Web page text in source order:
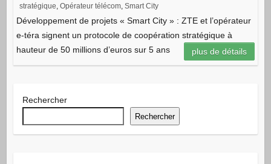
stratégique, Opérateur télécom, Smart City
Développement de projets « Smart City » : ZTE et l’opérateur
e-téra signent un protocole de coopération stratégique à
hauteur de 50 millions d’euros sur 5 ans
plus de détails
Rechercher
Rechercher